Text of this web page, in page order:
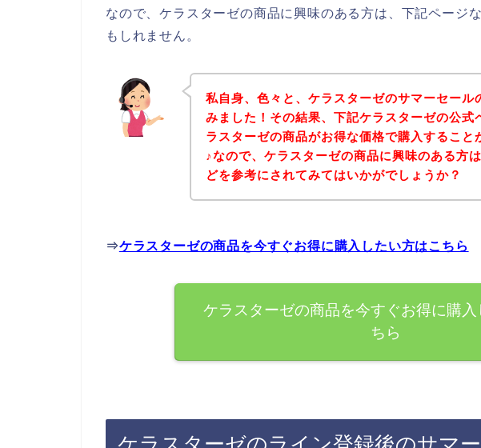
なので、ケラスターゼの商品に興味のある方は、下記ページ
もしれません。
私自身、色々と、ケラスターゼのサマーセール
みました！その結果、下記ケラスターゼの公式
ラスターゼの商品がお得な価格で購入すること
♪なので、ケラスターゼの商品に興味のある方
どを参考にされてみてはいかがでしょうか？
⇒ケラスターゼの商品を今すぐお得に購入したい方はこちら
ケラスターゼの商品を今すぐお得に購入
ちら